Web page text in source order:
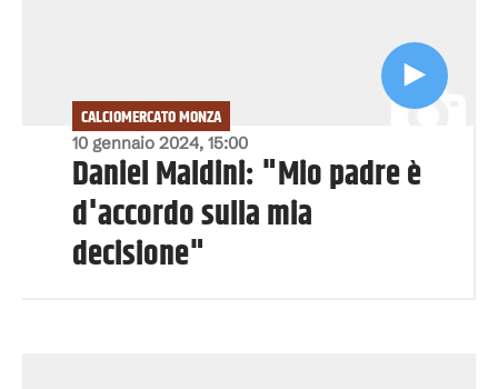
10 gennaio 2024, 15:00
CALCIOMERCATO MONZA
Daniel Maldini: "Mio padre è
d'accordo sulla mia
decisione"